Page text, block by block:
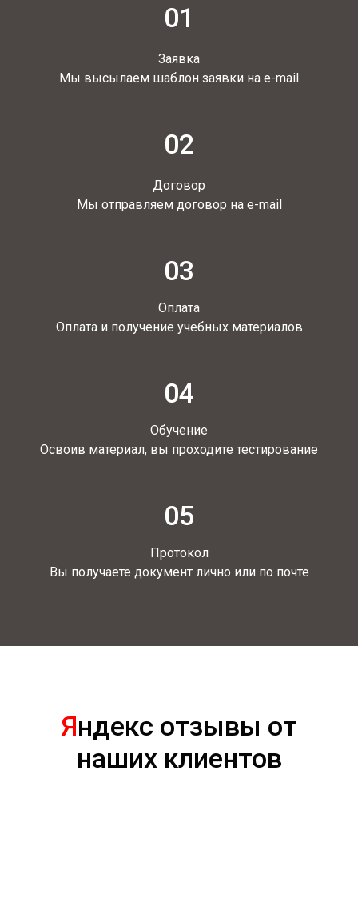
01
Заявка
Мы высылаем шаблон заявки на e-mail
02
Договор
Мы отправляем договор на e-mail
03
Оплата
Оплата и получение учебных материалов
04
Обучение
Освоив материал, вы проходите тестирование
05
Протокол
Вы получаете документ лично или по почте
Яндекс отзывы от
наших клиентов